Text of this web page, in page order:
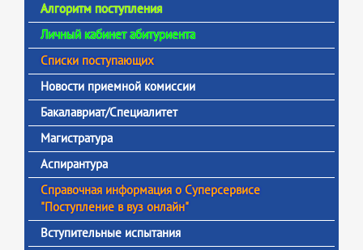
Алгоритм поступления
Личный кабинет абитуриента
Списки поступающих
Новости приемной комиссии
Бакалавриат/Специалитет
Магистратура
Аспирантура
Справочная информация о Суперсервисе
"Поступление в вуз онлайн"
Вступительные испытания